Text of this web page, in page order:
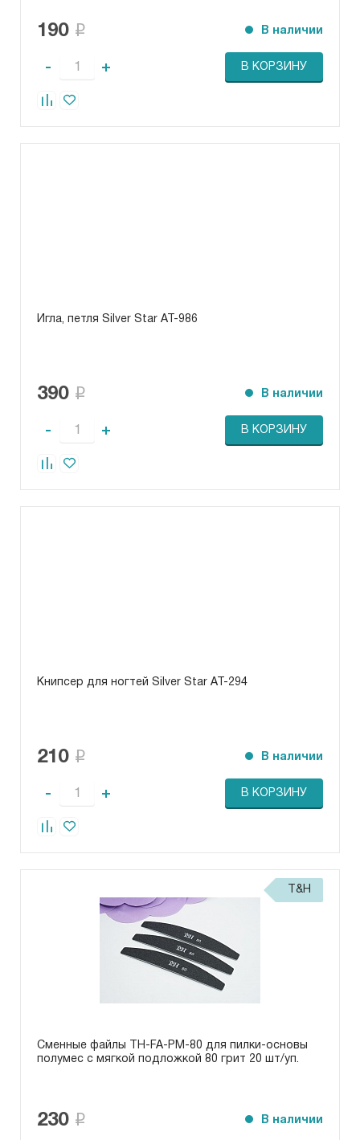
190 В наличии
- + В КОРЗИНУ
Игла, петля Silver Star АТ-986
390 В наличии
- + В КОРЗИНУ
Книпсер для ногтей Silver Star AT-294
210 В наличии
- + В КОРЗИНУ
T&H
Сменные файлы TH-FA-РМ-80 для пилки-основы
полумес с мягкой подложкой 80 грит 20 шт/уп.
230 В наличии